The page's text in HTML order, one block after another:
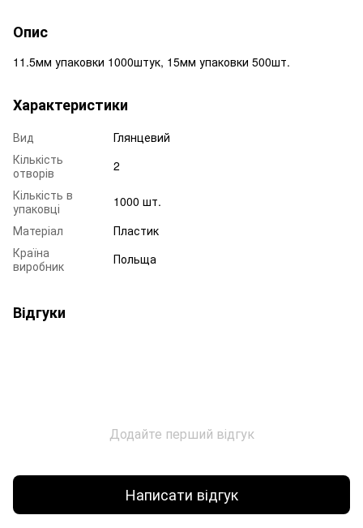
Опис
11.5мм упаковки 1000штук, 15мм упаковки 500шт.
Характеристики
Вид
Глянцевий
Кількість
отворів
2
Кількість в
упаковці
1000 шт.
Матеріал
Пластик
Країна
виробник
Польща
Відгуки
Додайте перший відгук
Написати відгук